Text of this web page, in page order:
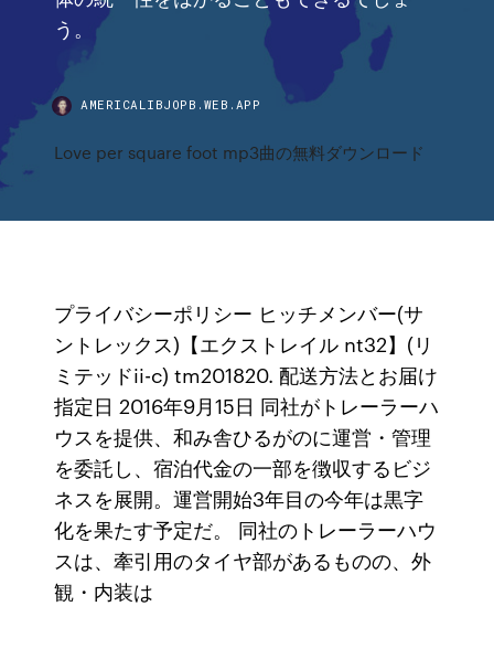
う。
AMERICALIBJOPB.WEB.APP
Love per square foot mp3曲の無料ダウンロード
プライバシーポリシー ヒッチメンバー(サ
ントレックス)【エクストレイル nt32】(リ
ミテッドii-c) tm201820. 配送方法とお届け
指定日 2016年9月15日 同社がトレーラーハ
ウスを提供、和み舎ひるがのに運営・管理
を委託し、宿泊代金の一部を徴収するビジ
ネスを展開。運営開始3年目の今年は黒字
化を果たす予定だ。 同社のトレーラーハウ
スは、牽引用のタイヤ部があるものの、外
観・内装は